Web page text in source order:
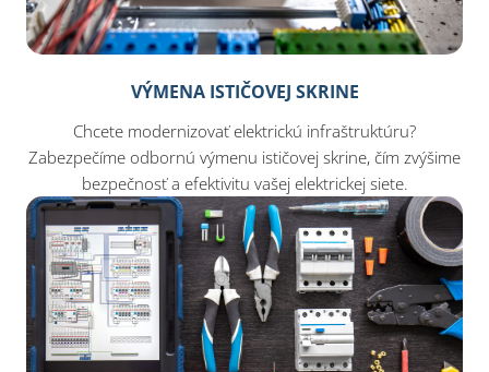
VÝMENA ISTIČOVEJ SKRINE
Chcete modernizovať elektrickú infraštruktúru?
Zabezpečíme odbornú výmenu ističovej skrine, čím zvýšime
bezpečnosť a efektivitu vašej elektrickej siete.